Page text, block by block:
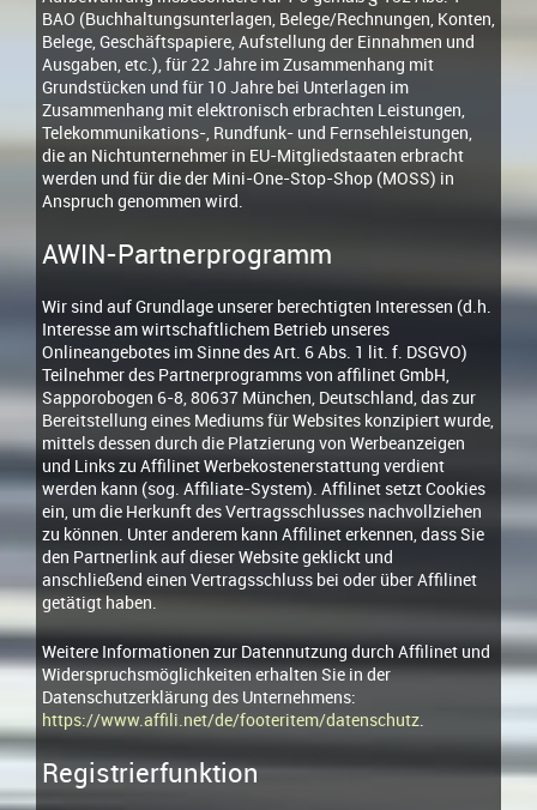
BAO (Buchhaltungsunterlagen, Belege/Rechnungen, Konten,
Belege, Geschäftspapiere, Aufstellung der Einnahmen und
Ausgaben, etc.), für 22 Jahre im Zusammenhang mit
Grundstücken und für 10 Jahre bei Unterlagen im
Zusammenhang mit elektronisch erbrachten Leistungen,
Telekommunikations-, Rundfunk- und Fernsehleistungen,
die an Nichtunternehmer in EU-Mitgliedstaaten erbracht
werden und für die der Mini-One-Stop-Shop (MOSS) in
Anspruch genommen wird.
AWIN-Partnerprogramm
Wir sind auf Grundlage unserer berechtigten Interessen (d.h.
Interesse am wirtschaftlichem Betrieb unseres
Onlineangebotes im Sinne des Art. 6 Abs. 1 lit. f. DSGVO)
Teilnehmer des Partnerprogramms von affilinet GmbH,
Sapporobogen 6-8, 80637 München, Deutschland, das zur
Bereitstellung eines Mediums für Websites konzipiert wurde,
mittels dessen durch die Platzierung von Werbeanzeigen
und Links zu Affilinet Werbekostenerstattung verdient
werden kann (sog. Affiliate-System). Affilinet setzt Cookies
ein, um die Herkunft des Vertragsschlusses nachvollziehen
zu können. Unter anderem kann Affilinet erkennen, dass Sie
den Partnerlink auf dieser Website geklickt und
anschließend einen Vertragsschluss bei oder über Affilinet
getätigt haben.
Weitere Informationen zur Datennutzung durch Affilinet und
Widerspruchsmöglichkeiten erhalten Sie in der
Datenschutzerklärung des Unternehmens:
https://www.affili.net/de/footeritem/datenschutz.
Registrierfunktion